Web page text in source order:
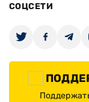
СОЦСЕТИ